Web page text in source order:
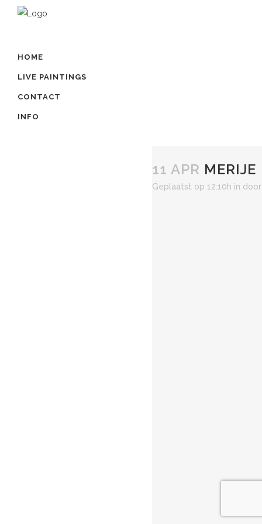
HOME
LIVE PAINTINGS
CONTACT
INFO
11 APR MERIJE
Geplaatst op 12:10h in